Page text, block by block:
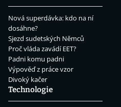
Nová superdávka: kdo na ní
dosáhne?
Sjezd sudetských Němců
Proč vláda zavádí EET?
Padni komu padni
Výpověď z práce vzor
Divoký kačer
Technologie